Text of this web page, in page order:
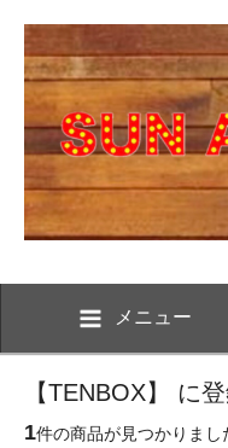
メニュー
【TENBOX】 に
1件の商品が見つかりまし